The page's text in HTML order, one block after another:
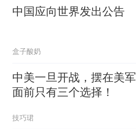
中国应向世界发出公告
盒子酸奶
中美一旦开战，摆在美军
面前只有三个选择！
技巧珺